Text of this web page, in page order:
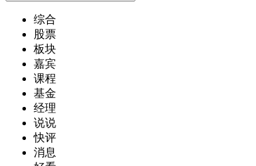
综合
股票
板块
嘉宾
课程
基金
经理
说说
快评
消息